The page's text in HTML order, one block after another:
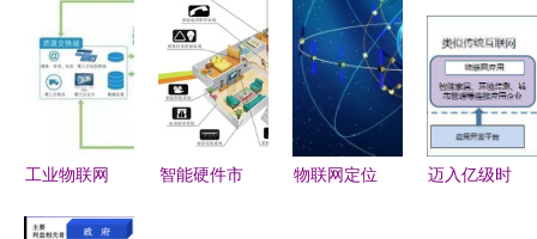
工程师家园
如何重塑物
联网服务场
景
术服务
人经济加速
落地，技术
服务成核心
引擎
工业物联网
智能硬件市
物联网定位
迈入亿级时